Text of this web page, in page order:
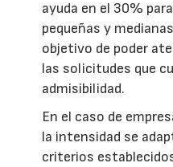
ayuda en el 30%
pequeñas y
objetivo de poder
las solicitudes que
admisibilidad.
En el caso de
la intensidad se
criterios